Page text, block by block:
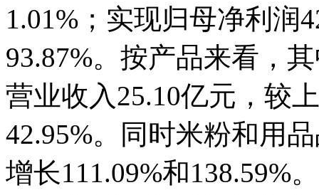
1.01%；实现归母净利润
93.87%。按产品来看，
营业收入25.10亿元，较
42.95%。同时米粉和用
增长111.09%和138.59%